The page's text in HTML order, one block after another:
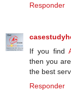
Responder
If you find
then you
the best
Responder